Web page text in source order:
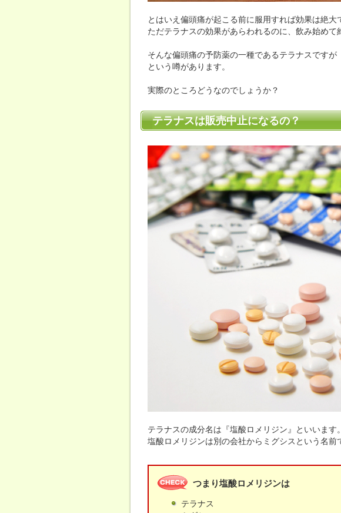
とはいえ偏頭痛が起こる前に服用すれば効果は絶大
ただテラナスの効果があらわれるのに、飲み始めて
そんな偏頭痛の予防薬の一種であるテラナスですが
という噂があります。
実際のところどうなのでしょうか？
テラナスは販売中止になるの？
テラナスの成分名は『塩酸ロメリジン』といいます。
塩酸ロメリジンは別の会社からミグシスという名前
つまり塩酸ロメリジンは
テラナス